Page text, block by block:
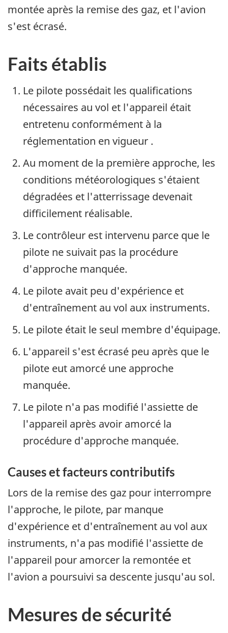
montée après la remise des gaz, et l'avion
s'est écrasé.
Faits établis
Le pilote possédait les qualifications
nécessaires au vol et l'appareil était
entretenu conformément à la
réglementation en vigueur .
Au moment de la première approche, les
conditions météorologiques s'étaient
dégradées et l'atterrissage devenait
difficilement réalisable.
Le contrôleur est intervenu parce que le
pilote ne suivait pas la procédure
d'approche manquée.
Le pilote avait peu d'expérience et
d'entraînement au vol aux instruments.
Le pilote était le seul membre d'équipage.
L'appareil s'est écrasé peu après que le
pilote eut amorcé une approche
manquée.
Le pilote n'a pas modifié l'assiette de
l'appareil après avoir amorcé la
procédure d'approche manquée.
Causes et facteurs contributifs
Lors de la remise des gaz pour interrompre
l'approche, le pilote, par manque
d'expérience et d'entraînement au vol aux
instruments, n'a pas modifié l'assiette de
l'appareil pour amorcer la remontée et
l'avion a poursuivi sa descente jusqu'au sol.
Mesures de sécurité